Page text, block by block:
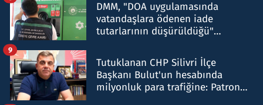
DMM, "DOA uygulamasında
vatandaşlara ödenen iade
tutarlarının düşürüldüğü"
Tutuklanan CHP Silivri İlçe
Başkanı Bulut'un hesabında
milyonluk para trafiğine: Patron
9